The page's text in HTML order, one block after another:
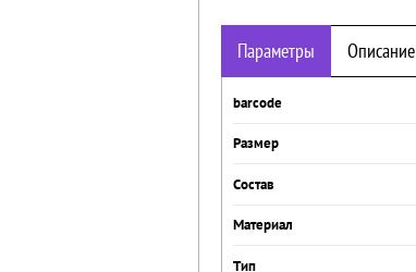
Параметры Описание
barcode
Размер
Состав
Материал
Тип